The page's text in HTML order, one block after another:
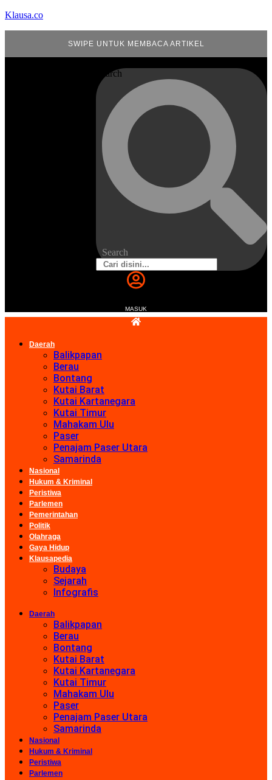
Klausa.co
SWIPE UNTUK MEMBACA ARTIKEL
Search
Search
MASUK
Daerah
Balikpapan
Berau
Bontang
Kutai Barat
Kutai Kartanegara
Kutai Timur
Mahakam Ulu
Paser
Penajam Paser Utara
Samarinda
Nasional
Hukum & Kriminal
Peristiwa
Parlemen
Pemerintahan
Politik
Olahraga
Gaya Hidup
Klausapedia
Budaya
Sejarah
Infografis
Daerah
Balikpapan
Berau
Bontang
Kutai Barat
Kutai Kartanegara
Kutai Timur
Mahakam Ulu
Paser
Penajam Paser Utara
Samarinda
Nasional
Hukum & Kriminal
Peristiwa
Parlemen